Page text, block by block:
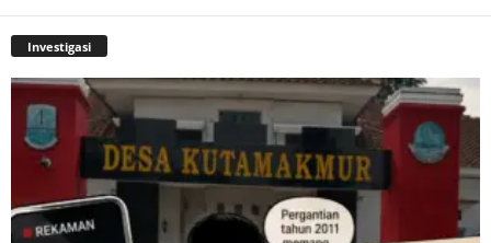
Investigasi